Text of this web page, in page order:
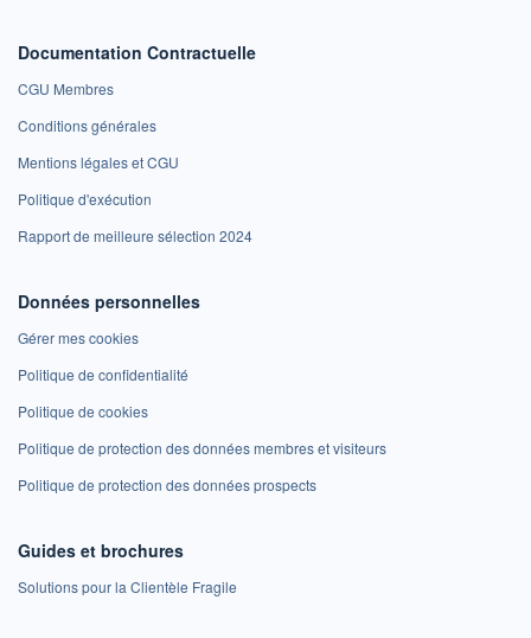
Documentation Contractuelle
CGU Membres
Conditions générales
Mentions légales et CGU
Politique d'exécution
Rapport de meilleure sélection 2024
Données personnelles
Gérer mes cookies
Politique de confidentialité
Politique de cookies
Politique de protection des données membres et visiteurs
Politique de protection des données prospects
Guides et brochures
Solutions pour la Clientèle Fragile